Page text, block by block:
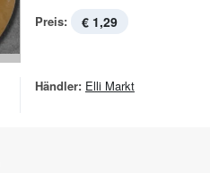
Preis: € 1,29
Händler: Elli Markt